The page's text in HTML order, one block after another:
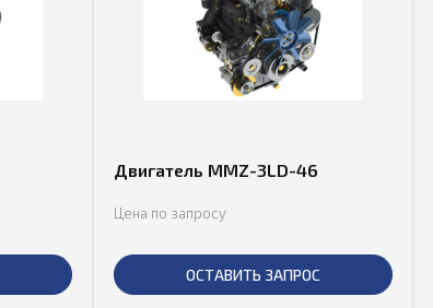
Двигатель MMZ-3LD-46
Цена по запросу
ОСТАВИТЬ ЗАПРОС